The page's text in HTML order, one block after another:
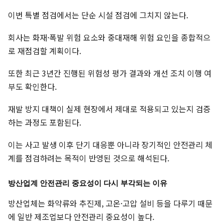
이번 특별 점검에서는 단순 시설 점검에 그치지 않는다.
회사는 화재·폭발 위험 요소와 중대재해 위험 요인을 종합적으
로 재점검할 계획이다.
또한 최근 3년간 진행된 위험성 평가 결과와 개선 조치 이행 여
부도 확인한다.
재발 방지 대책이 실제 현장에서 제대로 적용되고 있는지 검증
하는 과정도 포함된다.
이는 사고 발생 이후 단기 대응뿐 아니라 장기적인 안전관리 체
계를 점검하려는 목적이 반영된 것으로 해석된다.
방산업계 안전관리 중요성이 다시 부각되는 이유
방산업체는 화약류와 추진제, 고온·고압 설비 등을 다루기 때문
에 일반 제조업보다 안전관리 중요성이 높다.